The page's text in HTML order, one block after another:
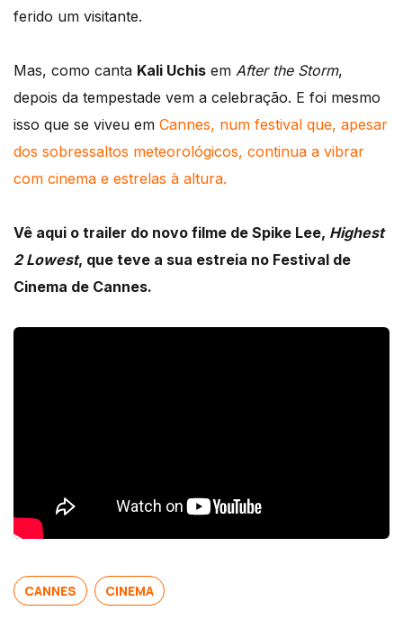
ferido um visitante.
Mas, como canta Kali Uchis em After the Storm,
depois da tempestade vem a celebração. E foi mesmo
isso que se viveu em Cannes, num festival que, apesar
dos sobressaltos meteorológicos, continua a vibrar
com cinema e estrelas à altura.
Vê aqui o trailer do novo filme de Spike Lee, Highest
2 Lowest, que teve a sua estreia no Festival de
Cinema de Cannes.
CANNES CINEMA